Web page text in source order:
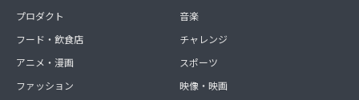
プロダクト
フード・飲食店
アニメ・漫画
ファッション
音楽
チャレンジ
スポーツ
映像・映画